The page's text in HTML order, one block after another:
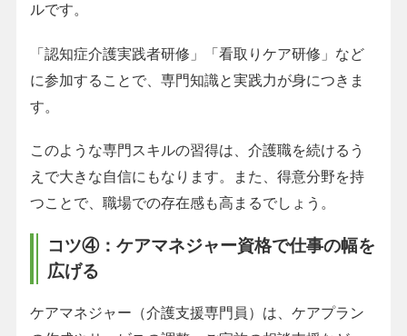
ルです。
「認知症介護実践者研修」「看取りケア研修」など
に参加することで、専門知識と実践力が身につきま
す。
このような専門スキルの習得は、介護職を続けるう
えで大きな自信にもなります。また、得意分野を持
つことで、職場での存在感も高まるでしょう。
コツ④：ケアマネジャー資格で仕事の幅を
広げる
ケアマネジャー（介護支援専門員）は、ケアプラン